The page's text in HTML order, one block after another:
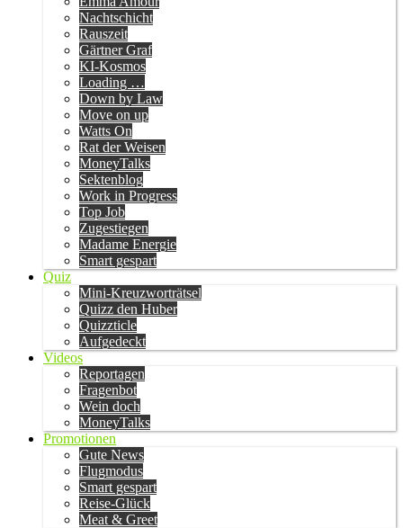
Nachtschicht
Rauszeit
Gärtner Graf
KI-Kosmos
Loading …
Down by Law
Move on up
Watts On
Rat der Weisen
MoneyTalks
Sektenblog
Work in Progress
Top Job
Zugestiegen
Madame Energie
Smart gespart
Quiz
Mini-Kreuzworträtsel
Quizz den Huber
Quizzticle
Aufgedeckt
Videos
Reportagen
Fragenbot
Wein doch
MoneyTalks
Promotionen
Gute News
Flugmodus
Smart gespart
Reise-Glück
Meat & Greet